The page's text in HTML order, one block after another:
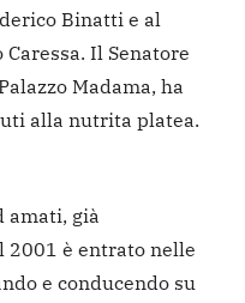
Binatti e al
Il Senatore
Madama, ha
alla nutrita platea.
amati, già
2001 è entrato nelle
e conducendo su